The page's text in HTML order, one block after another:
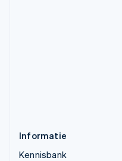
Informatie
Kennisbank